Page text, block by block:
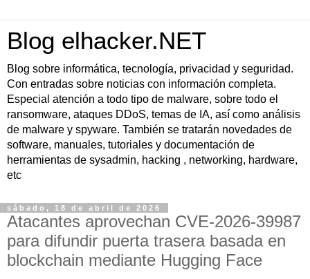
Blog elhacker.NET
Blog sobre informática, tecnología, privacidad y seguridad.
Con entradas sobre noticias con información completa.
Especial atención a todo tipo de malware, sobre todo el
ransomware, ataques DDoS, temas de IA, así como análisis
de malware y spyware. También se tratarán novedades de
software, manuales, tutoriales y documentación de
herramientas de sysadmin, hacking , networking, hardware,
etc
sábado, 18 de abril de 2026
Atacantes aprovechan CVE-2026-39987
para difundir puerta trasera basada en
blockchain mediante Hugging Face